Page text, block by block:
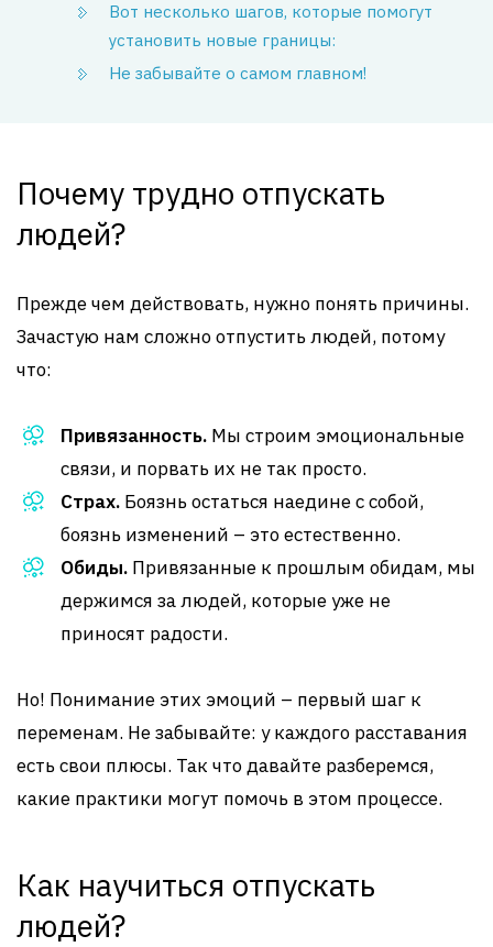
Вот несколько шагов, которые помогут
установить новые границы:
Не забывайте о самом главном!
Почему трудно отпускать
людей?
Прежде чем действовать, нужно понять причины.
Зачастую нам сложно отпустить людей, потому
что:
Привязанность. Мы строим эмоциональные
связи, и порвать их не так просто.
Страх. Боязнь остаться наедине с собой,
боязнь изменений – это естественно.
Обиды. Привязанные к прошлым обидам, мы
держимся за людей, которые уже не
приносят радости.
Но! Понимание этих эмоций – первый шаг к
переменам. Не забывайте: у каждого расставания
есть свои плюсы. Так что давайте разберемся,
какие практики могут помочь в этом процессе.
Как научиться отпускать
людей?